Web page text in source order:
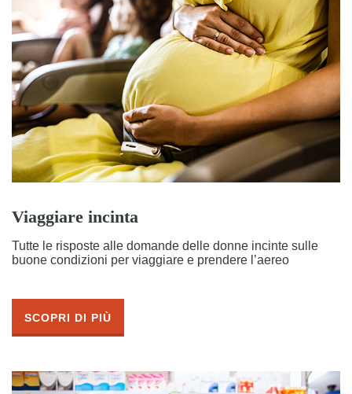
Viaggiare incinta
Tutte le risposte alle domande delle donne incinte sulle
buone condizioni per viaggiare e prendere l’aereo
SCOPRI DI PIÙ